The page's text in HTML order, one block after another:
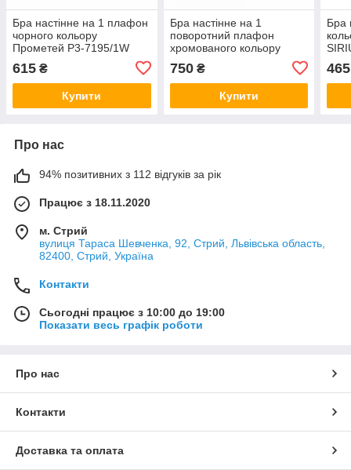
Бра настінне на 1 плафон
чорного кольору
Прометей P3-7195/1W
615 ₴
Купити
Бра настінне на 1
поворотний плафон
хромованого кольору
CR+WT
750₴
Купити
Бра
465
Про нас
94% позитивних з 112 відгуків за рік
Працює з 18.11.2020
м. Стрий
вулиця Тараса Шевченка, 92, Стрий, Львівська область,
82400, Стрий, Україна
Контакти
Сьогодні працює з 10:00 до 19:00
Показати весь графік роботи
Про нас
Контакти
Доставка та оплата